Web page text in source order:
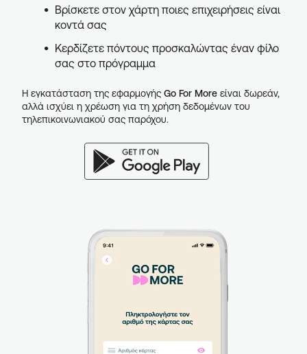
Βρίσκετε στον χάρτη ποιες επιχειρήσεις είναι
κοντά σας
Κερδίζετε πόντους προσκαλώντας έναν φίλο
σας στο πρόγραμμα
Η εγκατάσταση της εφαρμογής Go For More είναι δωρεάν,
αλλά ισχύει η χρέωση για τη χρήση δεδομένων του
τηλεπικοινωνιακού σας παρόχου.